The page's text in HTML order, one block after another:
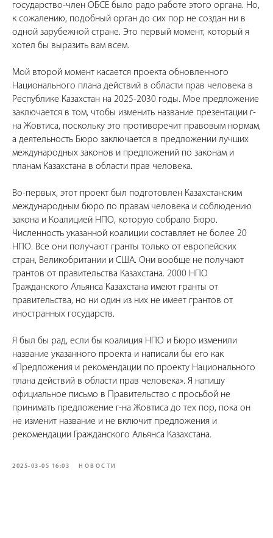
государство-член ОБСЕ было радо работе этого органа. Но,
к сожалению, подобный орган до сих пор не создан ни в
одной зарубежной стране. Это первый момент, который я
хотел бы выразить вам всем.
Мой второй момент касается проекта обновленного
Национального плана действий в области прав человека в
Республике Казахстан на 2025-2030 годы. Мое предложение
заключается в том, чтобы изменить название презентации г-
на Жовтиса, поскольку это противоречит правовым нормам,
а деятельность Бюро заключается в предложении лучших
международных законов и предложений по законам и
планам Казахстана в области прав человека.
Во-первых, этот проект был подготовлен Казахстанским
международным бюро по правам человека и соблюдению
закона и Коалицией НПО, которую собрало Бюро.
Численность указанной коалиции составляет не более 20
НПО. Все они получают гранты только от европейских
стран, Великобритании и США. Они вообще не получают
грантов от правительства Казахстана. 2000 НПО
Гражданского Альянса Казахстана имеют гранты от
правительства, но ни один из них не имеет грантов от
иностранных государств.
Я был бы рад, если бы коалиция НПО и Бюро изменили
название указанного проекта и написали бы его как
«Предложения и рекомендации по проекту Национального
плана действий в области прав человека». Я напишу
официальное письмо в Правительство с просьбой не
принимать предложение г-на Жовтиса до тех пор, пока он
не изменит название и не включит предложения и
рекомендации Гражданского Альянса Казахстана.
2025-03-05 16:03 НОВОСТИ